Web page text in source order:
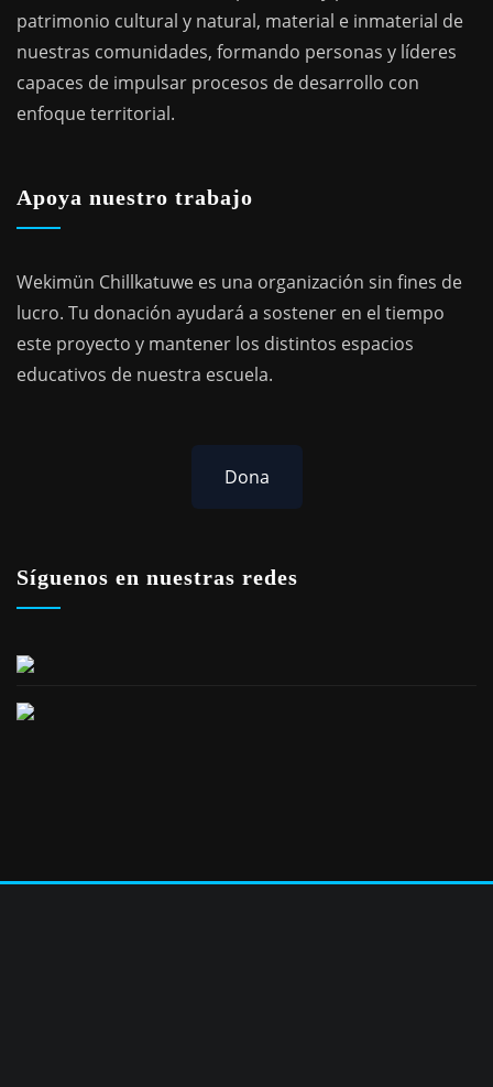
patrimonio cultural y natural, material e inmaterial de
nuestras comunidades, formando personas y líderes
capaces de impulsar procesos de desarrollo con
enfoque territorial.
Apoya nuestro trabajo
Wekimün Chillkatuwe es una organización sin fines de
lucro. Tu donación ayudará a sostener en el tiempo
este proyecto y mantener los distintos espacios
educativos de nuestra escuela.
Dona
Síguenos en nuestras redes